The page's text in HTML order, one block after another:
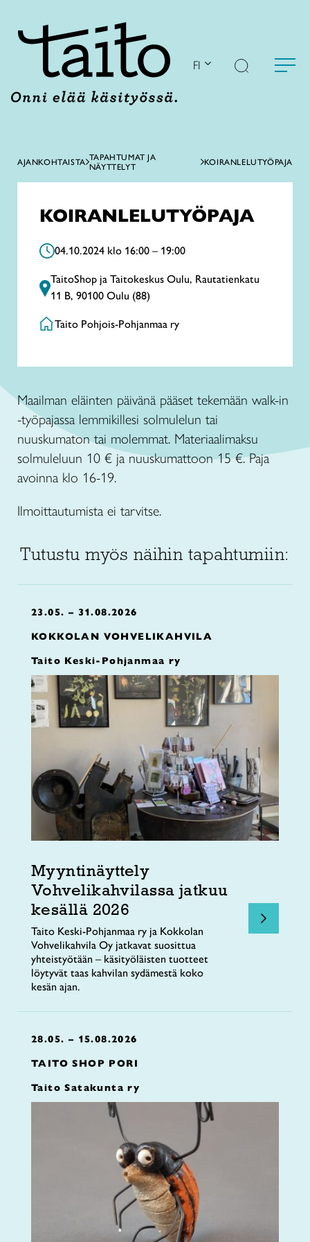
FI
AJANKOHTAISTA TAPAHTUMAT JA
NÄYTTELYT
KOIRANLELUTYÖPAJA
KOIRANLELUTYÖPAJA
04.10.2024 klo 16:00 – 19:00
TaitoShop ja Taitokeskus Oulu, Rautatienkatu
11 B, 90100 Oulu (88)
Taito Pohjois-Pohjanmaa ry
Maailman eläinten päivänä pääset tekemään walk-in
-työpajassa lemmikillesi solmulelun tai
nuuskumaton tai molemmat. Materiaalimaksu
solmuleluun 10 € ja nuuskumattoon 15 €. Paja
avoinna klo 16-19.
Ilmoittautumista ei tarvitse.
Tutustu myös näihin tapahtumiin:
23.05. – 31.08.2026
KOKKOLAN VOHVELIKAHVILA
Taito Keski-Pohjanmaa ry
Myyntinäyttely
Vohvelikahvilassa jatkuu
kesällä 2026
Taito Keski-Pohjanmaa ry ja Kokkolan
Vohvelikahvila Oy jatkavat suosittua
yhteistyötään – käsityöläisten tuotteet
löytyvät taas kahvilan sydämestä koko
kesän ajan.
28.05. – 15.08.2026
TAITO SHOP PORI
Taito Satakunta ry